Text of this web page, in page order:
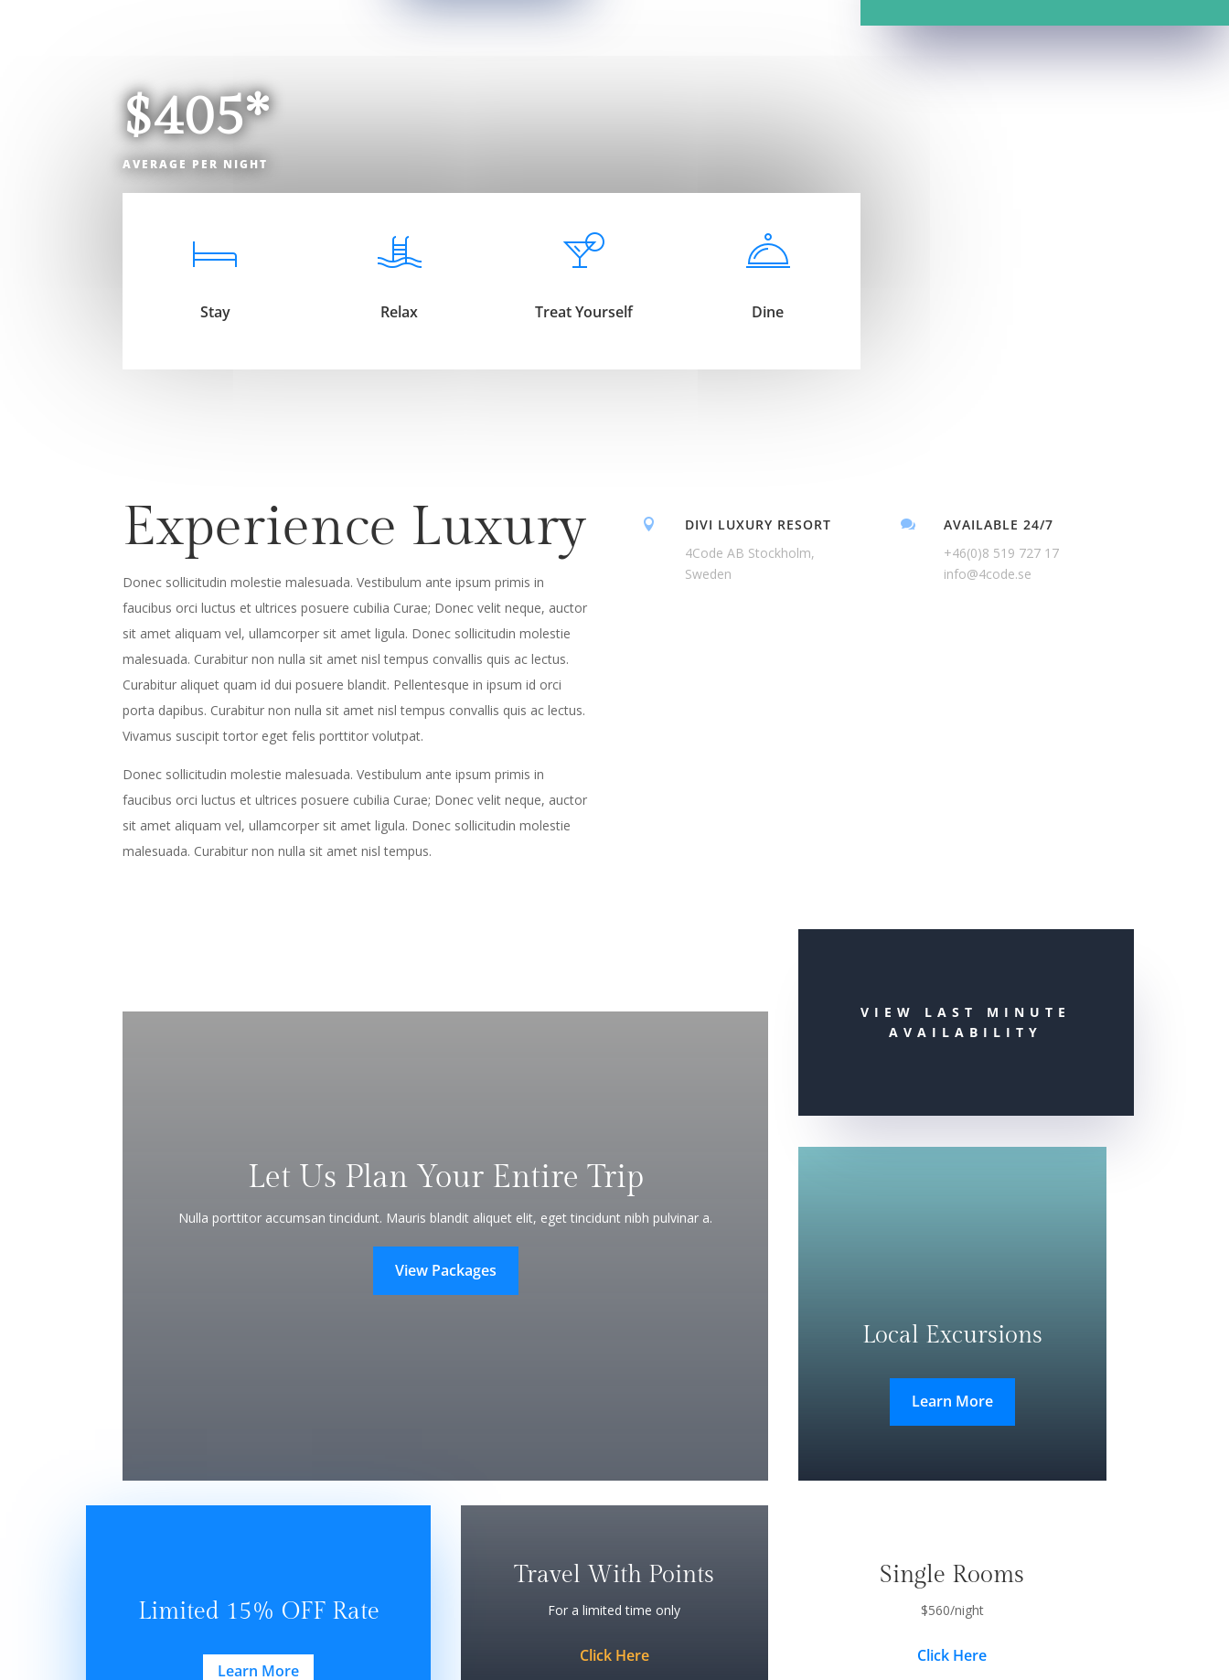
$405*
AVERAGE PER NIGHT
Stay Relax Treat Yourself Dine
Experience Luxury
Donec sollicitudin molestie malesuada. Vestibulum ante ipsum primis in
faucibus orci luctus et ultrices posuere cubilia Curae; Donec velit neque, auctor
sit amet aliquam vel, ullamcorper sit amet ligula. Donec sollicitudin molestie
malesuada. Curabitur non nulla sit amet nisl tempus convallis quis ac lectus.
Curabitur aliquet quam id dui posuere blandit. Pellentesque in ipsum id orci
porta dapibus. Curabitur non nulla sit amet nisl tempus convallis quis ac lectus.
Vivamus suscipit tortor eget felis porttitor volutpat.
Donec sollicitudin molestie malesuada. Vestibulum ante ipsum primis in
faucibus orci luctus et ultrices posuere cubilia Curae; Donec velit neque, auctor
sit amet aliquam vel, ullamcorper sit amet ligula. Donec sollicitudin molestie
malesuada. Curabitur non nulla sit amet nisl tempus.

DIVI LUXURY RESORT
4Code AB Stockholm,
Sweden

AVAILABLE 24/7
+46(0)8 519 727 17
info@4code.se
Let Us Plan Your Entire Trip
Nulla porttitor accumsan tincidunt. Mauris blandit aliquet elit, eget tincidunt nibh pulvinar a.
View Packages
VIEW LAST MINUTE
AVAILABILITY
Local Excursions
Learn More
Limited 15% OFF Rate
Learn More
Travel With Points
For a limited time only
Click Here
Single Rooms
$560/night
Click Here